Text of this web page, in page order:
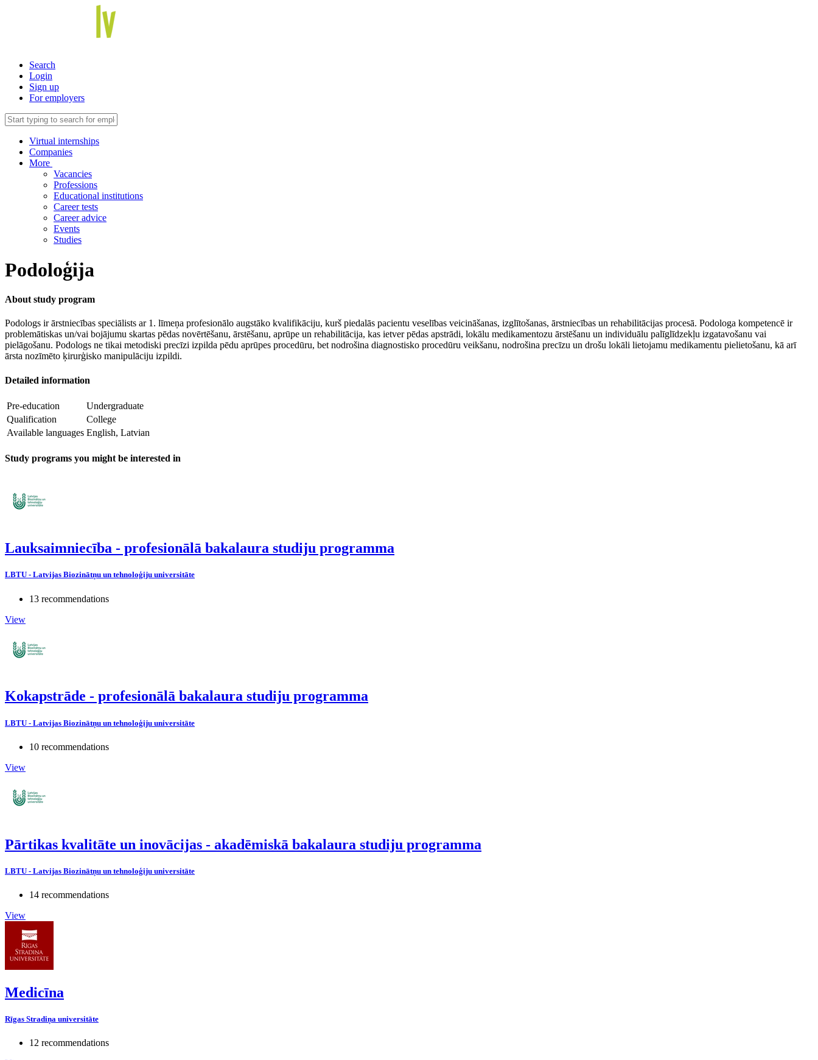
Search
Login
Sign up
For employers
Virtual internships
Companies
More
Vacancies
Professions
Educational institutions
Career tests
Career advice
Events
Studies
Podoloģija
About study program
Podologs ir ārstniecības speciālists ar 1. līmeņa profesionālo augstāko kvalifikāciju, kurš piedalās pacientu veselības veicināšanas, izglītošanas, ārstniecības un rehabilitācijas procesā. Podologa kompetencē ir
problemātiskas un/vai bojājumu skartas pēdas novērtēšanu, ārstēšanu, aprūpe un rehabilitācija, kas ietver pēdas apstrādi, lokālu medikamentozu ārstēšanu un individuālu palīglīdzekļu izgatavošanu vai
pielāgošanu. Podologs ne tikai metodiski precīzi izpilda pēdu aprūpes procedūru, bet nodrošina diagnostisko procedūru veikšanu, nodrošina precīzu un drošu lokāli lietojamu medikamentu pielietošanu, kā arī
ārsta nozīmēto ķirurģisko manipulāciju izpildi.
Detailed information
Pre-education
Undergraduate
Qualification
College
Available languages English, Latvian
Study programs you might be interested in
Lauksaimniecība - profesionālā bakalaura studiju programma
LBTU - Latvijas Biozinātņu un tehnoloģiju universitāte
13 recommendations
View
Kokapstrāde - profesionālā bakalaura studiju programma
LBTU - Latvijas Biozinātņu un tehnoloģiju universitāte
10 recommendations
View
Pārtikas kvalitāte un inovācijas - akadēmiskā bakalaura studiju programma
LBTU - Latvijas Biozinātņu un tehnoloģiju universitāte
14 recommendations
View
Medicīna
Rīgas Stradiņa universitāte
12 recommendations